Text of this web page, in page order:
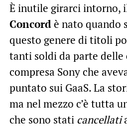
È inutile girarci intorno,
Concordè nato quando
questo genere di titoli
tanti soldi da parte delle
compresa Sony che
puntato sui GaaS. La
ma nel mezzo c’è tutta
che sono stati cancellati